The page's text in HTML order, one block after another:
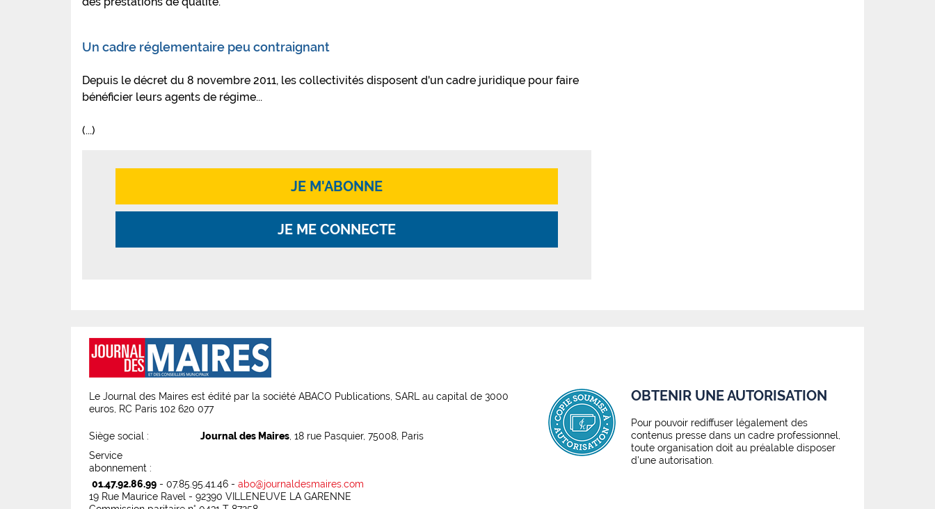
Un cadre réglementaire peu contraignant
Depuis le décret du 8 novembre 2011, les collectivités disposent d'un cadre juridique pour faire
bénéficier leurs agents de régime...
(...)
JE M'ABONNE
JE ME CONNECTE
Le Journal des Maires est édité par la société ABACO Publications, SARL au capital de 3000
euros, RC Paris 102 620 077
Siège social : Journal des Maires, 18 rue Pasquier, 75008, Paris
Service
abonnement :
01.47.92.86.99 - 07.85.95.41.46 - abo@journaldesmaires.com
19 Rue Maurice Ravel - 92390 VILLENEUVE LA GARENNE
OBTENIR UNE AUTORISATION
Pour pouvoir rediffuser légalement des
contenus presse dans un cadre professionnel,
toute organisation doit au préalable disposer
d'une autorisation.